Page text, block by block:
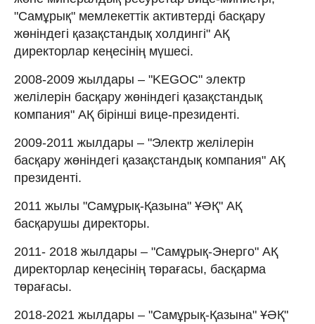
"Самұрық" мемлекеттік активтерді басқару
жөніндегі қазақстандық холдингі" АҚ
директорлар кеңесінің мүшесі.
2008-2009 жылдары – "KEGOC" электр
желілерін басқару жөніндегі қазақстандық
компания" АҚ бірінші вице-президенті.
2009-2011 жылдары – "Электр желілерін
басқару жөніндегі қазақстандық компания" АҚ
президенті.
2011 жылы "Самұрық-Қазына" ҰӘҚ" АҚ
басқарушы директоры.
2011- 2018 жылдары – "Самұрық-Энерго" АҚ
директорлар кеңесінің төрағасы, басқарма
төрағасы.
2018-2021 жылдары – "Самұрық-Қазына" ҰӘҚ"